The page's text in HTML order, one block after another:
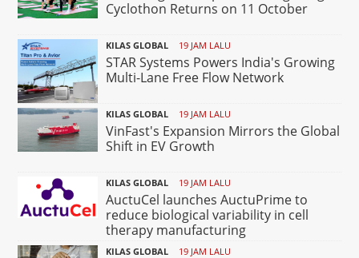
Cyclothon Returns on 11 October
KILAS GLOBAL 19 JAM LALU
STAR Systems Powers India's Growing
Multi-Lane Free Flow Network
KILAS GLOBAL 19 JAM LALU
VinFast's Expansion Mirrors the Global
Shift in EV Growth
KILAS GLOBAL 19 JAM LALU
AuctuCel launches AuctuPrime to
reduce biological variability in cell
therapy manufacturing
KILAS GLOBAL 19 JAM LALU